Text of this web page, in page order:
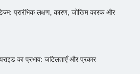
प्रारंभिक लक्षण, कारण, जोखिम कारक और
का प्रभाव: जटिलताएँ और प्रकार